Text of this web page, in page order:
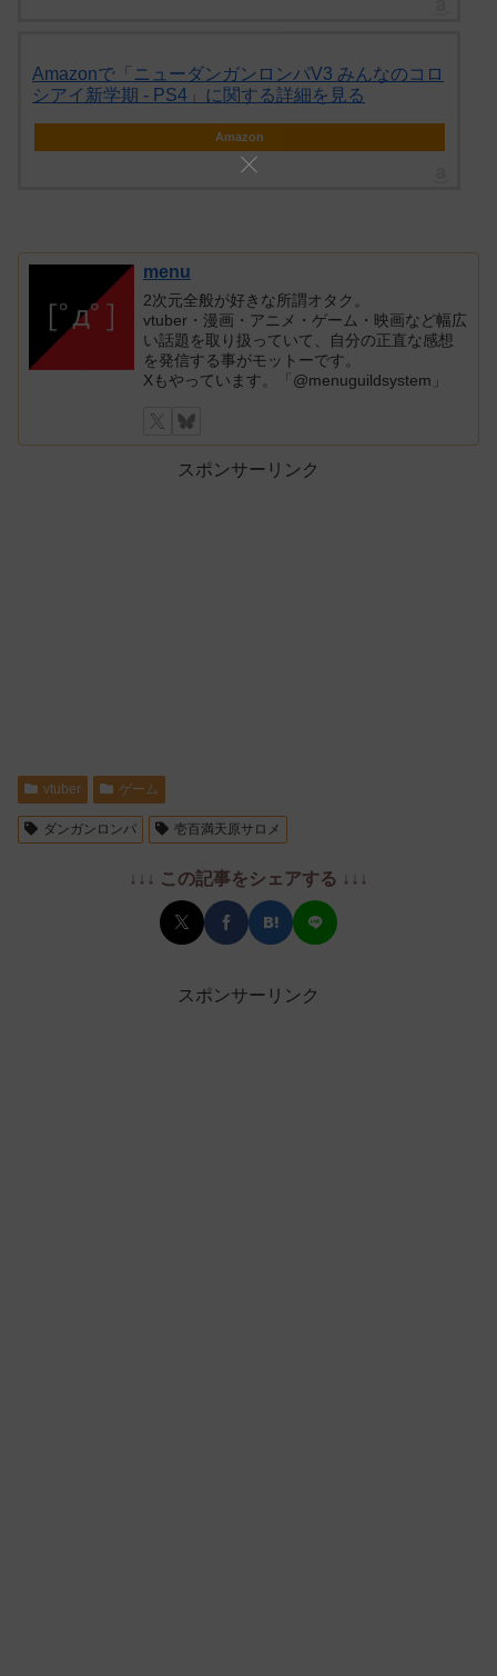
Amazonで「ニューダンガンロンパV3 みんなのコロ
シアイ新学期 - PS4」に関する詳細を見る
Amazon
menu
2次元全般が好きな所謂オタク。
vtuber・漫画・アニメ・ゲーム・映画など幅広
い話題を取り扱っていて、自分の正直な感想
を発信する事がモットーです。
Xもやっています。「@menuguildsystem」
スポンサーリンク
vtuber ゲーム
ダンガンロンパ 壱百満天原サロメ
↓↓↓ この記事をシェアする ↓↓↓
スポンサーリンク